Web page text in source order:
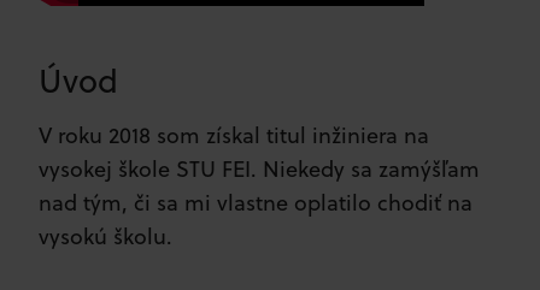
Úvod
V roku 2018 som získal titul inžiniera na
vysokej škole STU FEI. Niekedy sa zamýšľam
nad tým, či sa mi vlastne oplatilo chodiť na
vysokú školu.